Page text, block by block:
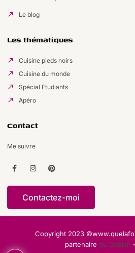
Le blog
Les thématiques
Cuisine pieds noirs
Cuisine du monde
Spécial Etudiants
Apéro
Contact
Me suivre
Contactez-moi
Copyright 2023
partenaire du Gabian